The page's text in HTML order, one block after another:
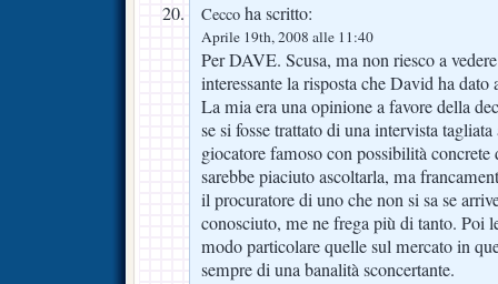
Cecco ha scritto:
Aprile 19th, 2008 alle 11:40
Per DAVE. Scusa, ma non riesco a
interessante la risposta che David ha
La mia era una opinione a favore della
se si fosse trattato di una intervista
giocatore famoso con possibilità
sarebbe piaciuto ascoltarla, ma
il procuratore di uno che non si sa se
conosciuto, me ne frega più di tanto. Poi
modo particolare quelle sul mercato in
sempre di una banalità sconcertante.